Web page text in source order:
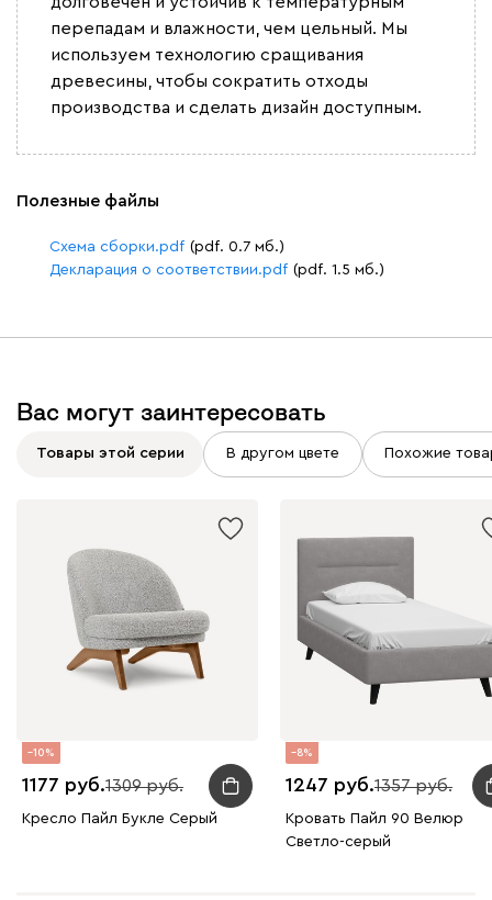
перепадам и влажности, чем цельный. Мы
используем технологию сращивания
древесины, чтобы сократить отходы
производства и сделать дизайн доступным.
Полезные файлы
Схема сборки.pdf (pdf. 0.7 мб.)
Декларация о соответствии.pdf (pdf. 1.5 мб.)
Вас могут заинтересовать
Товары этой серии В другом цвете Похожие
10
1177 1309
Кресло Пайл Букле Серый
8
1247 1357
Кровать Пайл 90 Велюр
Светло-серый